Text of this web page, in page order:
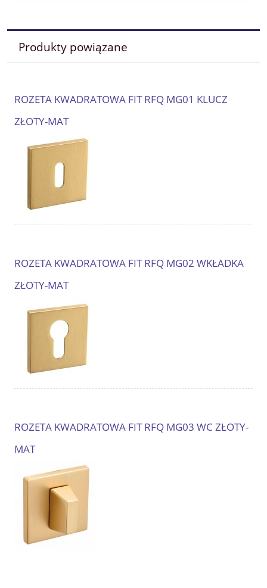
Produkty powiązane
ROZETA KWADRATOWA FIT RFQ MG01 KLUCZ
ZŁOTY-MAT
ROZETA KWADRATOWA FIT RFQ MG02 WKŁADKA
ZŁOTY-MAT
ROZETA KWADRATOWA FIT RFQ MG03 WC ZŁOTY-
MAT